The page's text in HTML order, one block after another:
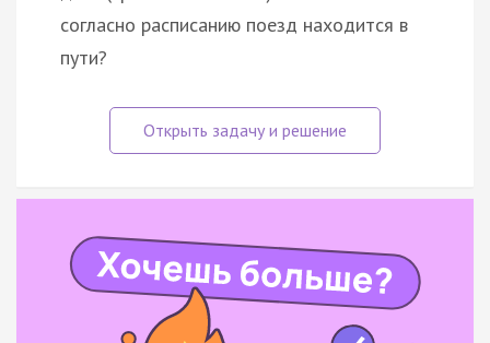
согласно расписанию поезд находится в
пути?